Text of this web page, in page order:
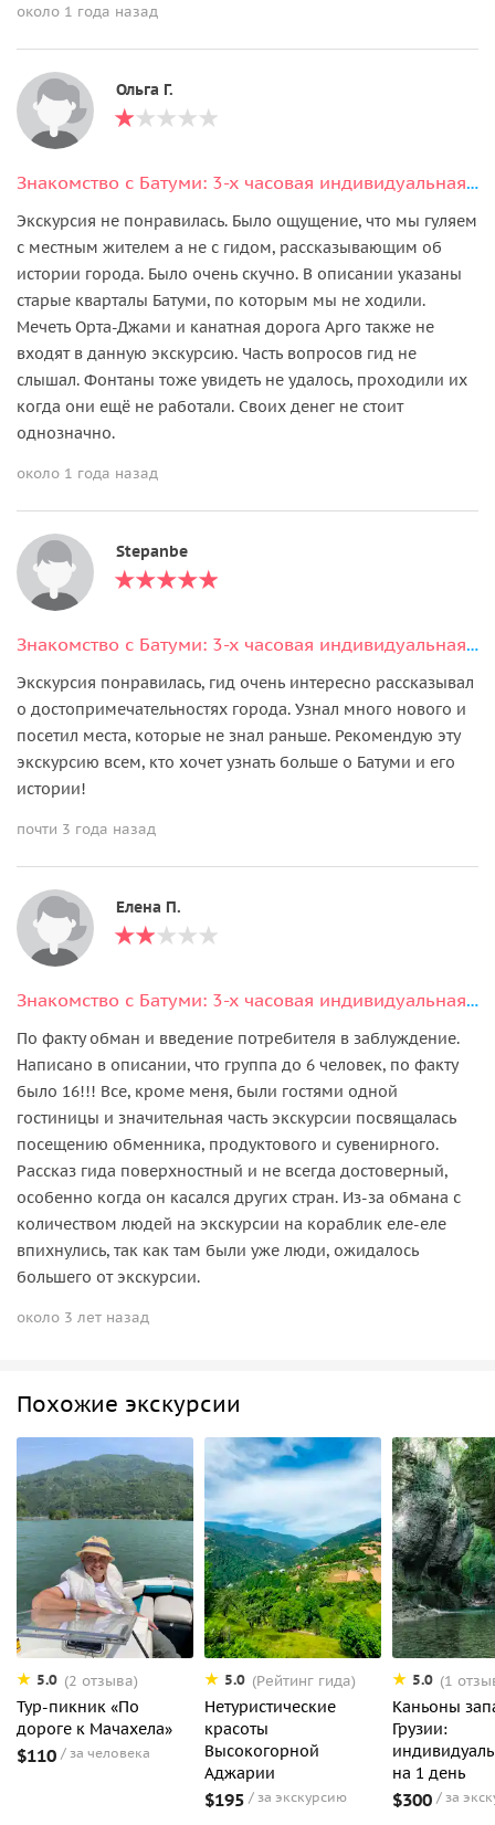
около 1 года назад
Ольга Г.
Знакомство с Батуми: 3-х часовая индивидуальная экскурсия по городу
Экскурсия не понравилась. Было ощущение, что мы гуляем
с местным жителем а не с гидом, рассказывающим об
истории города. Было очень скучно. В описании указаны
cтарые кварталы Батуми, по которым мы не ходили.
Мечеть Орта-Джами и канатная дорога Арго также не
входят в данную экскурсию. Часть вопросов гид не
слышал. Фонтаны тоже увидеть не удалось, проходили их
когда они ещё не работали. Своих денег не стоит
однозначно.
около 1 года назад
Stepanbe
Знакомство с Батуми: 3-х часовая индивидуальная экскурсия по городу
Экскурсия понравилась, гид очень интересно рассказывал
о достопримечательностях города. Узнал много нового и
посетил места, которые не знал раньше. Рекомендую эту
экскурсию всем, кто хочет узнать больше о Батуми и его
истории!
почти 3 года назад
Елена П.
Знакомство с Батуми: 3-х часовая индивидуальная экскурсия по городу
По факту обман и введение потребителя в заблуждение.
Написано в описании, что группа до 6 человек, по факту
было 16!!! Все, кроме меня, были гостями одной
гостиницы и значительная часть экскурсии посвящалась
посещению обменника, продуктового и сувенирного.
Рассказ гида поверхностный и не всегда достоверный,
особенно когда он касался других стран. Из-за обмана с
количеством людей на экскурсии на кораблик еле-еле
впихнулись, так как там были уже люди, ожидалось
большего от экскурсии.
около 3 лет назад
Похожие экскурсии
5.0 (2 отзыва)
Тур-пикник «По
дороге к Мачахела»
$110 за человека
5.0 (Рейтинг гида)
Нетуристические
красоты
Высокогорной
Аджарии
$195 за экскурсию
5.0 (1
Каньоны
Грузии:
на 1 день
$300 за